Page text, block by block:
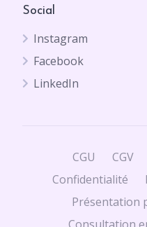
Social
Instagram
Facebook
LinkedIn
CGU CGV
Confidentialité
Présentation